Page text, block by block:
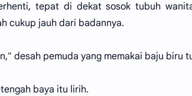
tepat di dekat sosok tubuh
cukup jauh dari badannya.
desah pemuda yang memakai baju biru
baya itu lirih.